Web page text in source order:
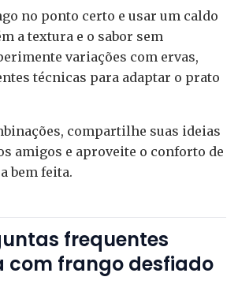
no ponto certo e usar um caldo
a textura e o sabor sem
variações com ervas,
técnicas para adaptar o prato
compartilhe suas ideias
amigos e aproveite o conforto de
bem feita.
frequentes
com frango desfiado